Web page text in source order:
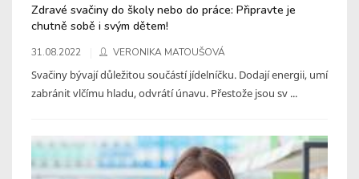
Zdravé svačiny do školy nebo do práce: Připravte je
chutně sobě i svým dětem!
31.08.2022 VERONIKA MATOUŠOVÁ
Svačiny bývají důležitou součástí jídelníčku. Dodají energii, umí
zabránit vlčímu hladu, odvrátí únavu. Přestože jsou sv ...